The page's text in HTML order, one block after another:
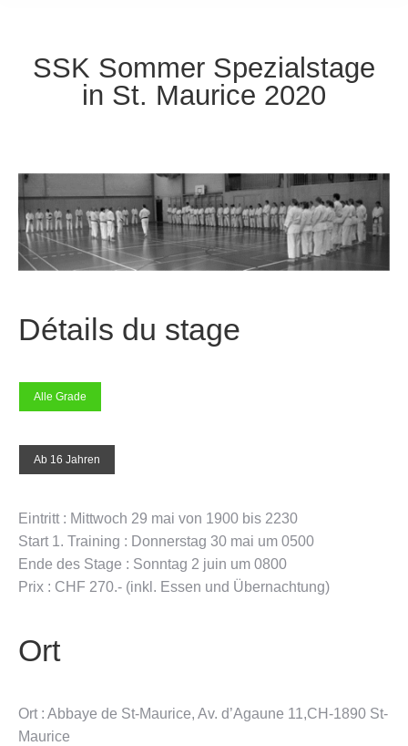
SSK Sommer Spezialstage
in St. Maurice 2020
Détails du stage
Alle Grade
Ab 16 Jahren
Eintritt : Mittwoch 29 mai von 1900 bis 2230
Start 1. Training : Donnerstag 30 mai um 0500
Ende des Stage : Sonntag 2 juin um 0800
Prix : CHF 270.- (inkl. Essen und Übernachtung)
Ort
Ort : Abbaye de St-Maurice, Av. d’Agaune 11,CH-1890 St-
Maurice